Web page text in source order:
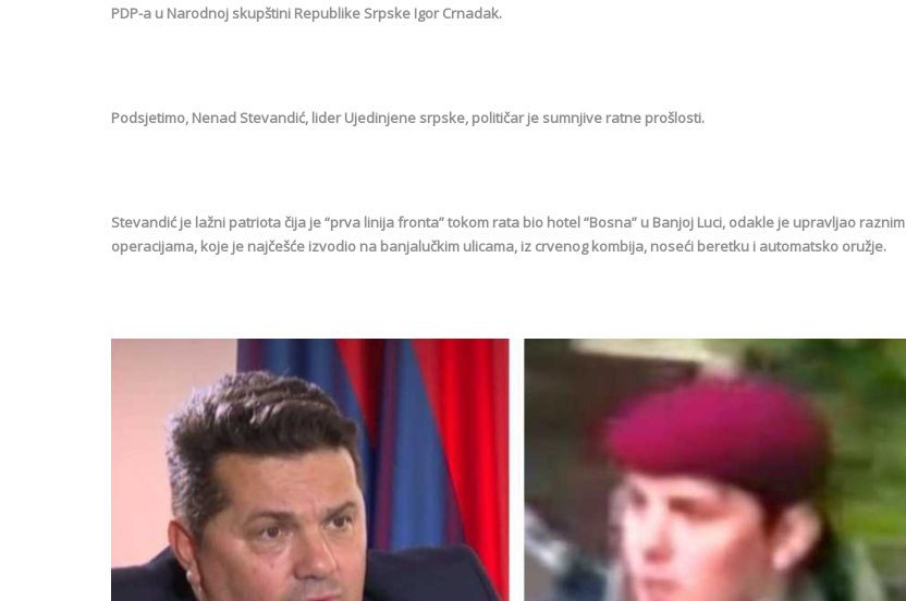
PDP-a u Narodnoj skupštini Republike Srpske Igor Crnadak.
Podsjetimo, Nenad Stevandić, lider Ujedinjene srpske, političar je sumnjive ratne prošlosti.
Stevandić je lažni patriota čija je “prva linija fronta” tokom rata bio hotel “Bosna” u Banjoj Luci, odakle je upravljao raznim
operacijama, koje je najčešće izvodio na banjalučkim ulicama, iz crvenog kombija, noseći beretku i automatsko oružje.